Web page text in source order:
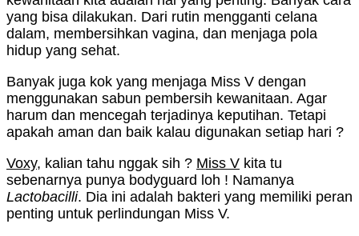
yang bisa dilakukan. Dari rutin mengganti celana
dalam, membersihkan vagina, dan menjaga pola
hidup yang sehat.
Banyak juga kok yang menjaga Miss V dengan
menggunakan sabun pembersih kewanitaan. Agar
harum dan mencegah terjadinya keputihan. Tetapi
apakah aman dan baik kalau digunakan setiap hari ?
Voxy, kalian tahu nggak sih ? Miss V kita tu
sebenarnya punya bodyguard loh ! Namanya
Lactobacilli. Dia ini adalah bakteri yang memiliki peran
penting untuk perlindungan Miss V.